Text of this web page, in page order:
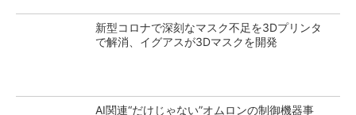
新型コロナで深刻なマスク不足を3Dプリンタ
で解消、イグアスが3Dマスクを開発
AI関連“だけじゃない”オムロンの制御機器事